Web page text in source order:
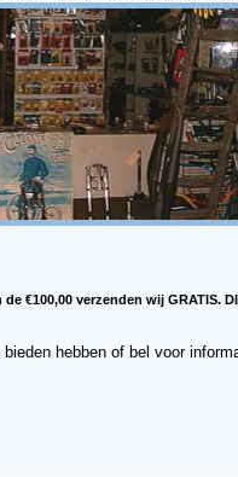
€100,00 verzenden wij GRATIS.
hebben of bel voor